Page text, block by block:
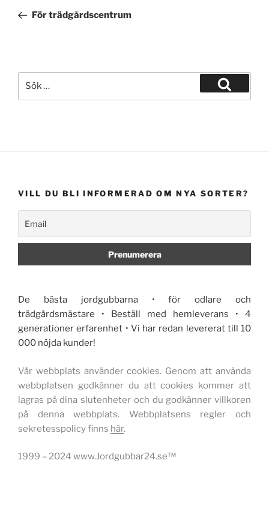
inläggFör trädgårdscentrum
efter:
VILL DU BLI INFORMERAD OM NYA SORTER?
De bästa jordgubbarna • för odlare och
trädgårdsmästare • Beställ med hemleverans • 4
generationer erfarenhet • Vi har redan levererat till 10
000 nöjda kunder!
Vår webbplats använder cookies. Genom att använda
webbplatsen godkänner du att cookies kommer att
lagras på dina slutenheter och du godkänner villkoren
på denna webbplats. Webbplatsens regler och
sekretesspolicy finns här.
1999 – 2024 www.Jordgubbar24.se™